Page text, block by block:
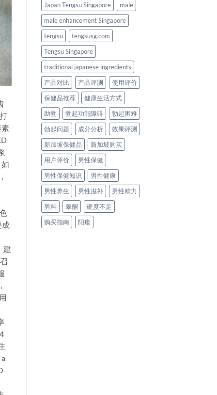
成
建
Japan Tengsu Singapore
male
male enhancement Singapore
tengsu
tengsusg.com
Tengsu Singapore
traditional japanese ingredients
产品对比
产品评测
使用评价
保健品推荐
健康生活方式
助勃
勃起功能障碍
勃起困难
勃起问题
成分分析
效果评测
新加坡保健品
新加坡购买
用户评价
男性保健
男性保健知识
男性健康
男性养生
男性滋补
男性精力
男科
睾酮
硬度不足
购买指南
阳痿